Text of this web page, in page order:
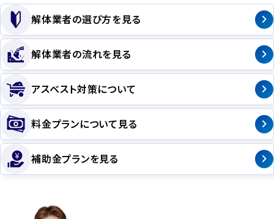
解体業者の選び方を見る
解体業者の流れを見る
アスベスト対策について
料金プランについて見る
補助金プランを見る